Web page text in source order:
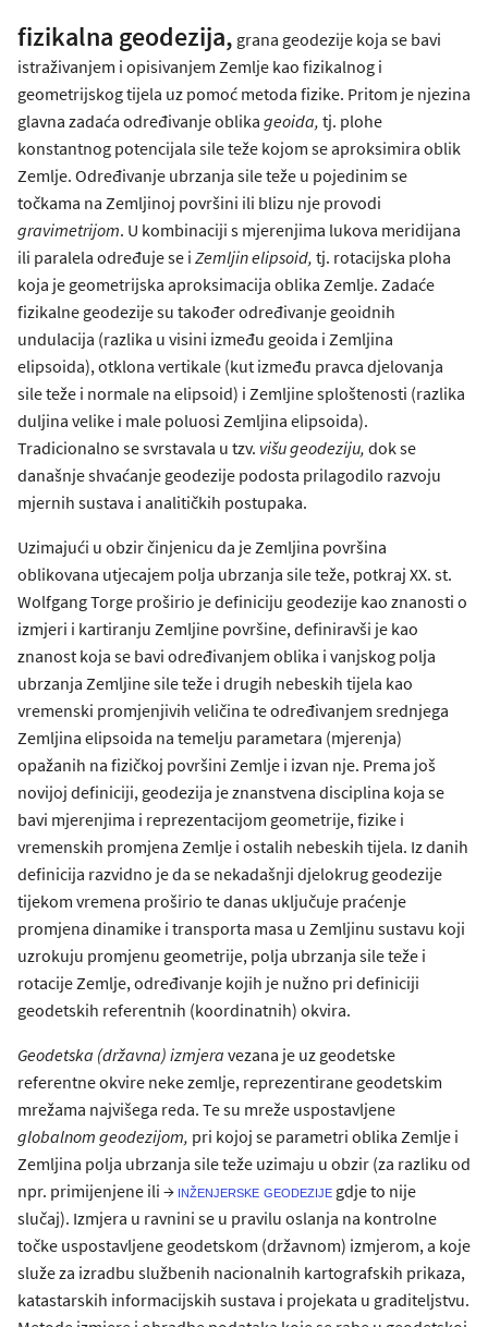
fizikalna geodezija, grana geodezije koja se bavi
istraživanjem i opisivanjem Zemlje kao fizikalnog i
geometrijskog tijela uz pomoć metoda fizike. Pritom je njezina
glavna zadaća određivanje oblika geoida, tj. plohe
konstantnog potencijala sile teže kojom se aproksimira oblik
Zemlje. Određivanje ubrzanja sile teže u pojedinim se
točkama na Zemljinoj površini ili blizu nje provodi
gravimetrijom. U kombinaciji s mjerenjima lukova meridijana
ili paralela određuje se i Zemljin elipsoid, tj. rotacijska ploha
koja je geometrijska aproksimacija oblika Zemlje. Zadaće
fizikalne geodezije su također određivanje geoidnih
undulacija (razlika u visini između geoida i Zemljina
elipsoida), otklona vertikale (kut između pravca djelovanja
sile teže i normale na elipsoid) i Zemljine sploštenosti (razlika
duljina velike i male poluosi Zemljina elipsoida).
Tradicionalno se svrstavala u tzv. višu geodeziju, dok se
današnje shvaćanje geodezije podosta prilagodilo razvoju
mjernih sustava i analitičkih postupaka.
Uzimajući u obzir činjenicu da je Zemljina površina
oblikovana utjecajem polja ubrzanja sile teže, potkraj XX. st.
Wolfgang Torge proširio je definiciju geodezije kao znanosti o
izmjeri i kartiranju Zemljine površine, definiravši je kao
znanost koja se bavi određivanjem oblika i vanjskog polja
ubrzanja Zemljine sile teže i drugih nebeskih tijela kao
vremenski promjenjivih veličina te određivanjem srednjega
Zemljina elipsoida na temelju parametara (mjerenja)
opažanih na fizičkoj površini Zemlje i izvan nje. Prema još
novijoj definiciji, geodezija je znanstvena disciplina koja se
bavi mjerenjima i reprezentacijom geometrije, fizike i
vremenskih promjena Zemlje i ostalih nebeskih tijela. Iz danih
definicija razvidno je da se nekadašnji djelokrug geodezije
tijekom vremena proširio te danas uključuje praćenje
promjena dinamike i transporta masa u Zemljinu sustavu koji
uzrokuju promjenu geometrije, polja ubrzanja sile teže i
rotacije Zemlje, određivanje kojih je nužno pri definiciji
geodetskih referentnih (koordinatnih) okvira.
Geodetska (državna) izmjera vezana je uz geodetske
referentne okvire neke zemlje, reprezentirane geodetskim
mrežama najvišega reda. Te su mreže uspostavljene
globalnom geodezijom, pri kojoj se parametri oblika Zemlje i
Zemljina polja ubrzanja sile teže uzimaju u obzir (za razliku od
npr. primijenjene ili → inženjerske geodezije gdje to nije
slučaj). Izmjera u ravnini se u pravilu oslanja na kontrolne
točke uspostavljene geodetskom (državnom) izmjerom, a koje
služe za izradbu službenih nacionalnih kartografskih prikaza,
katastarskih informacijskih sustava i projekata u graditeljstvu.